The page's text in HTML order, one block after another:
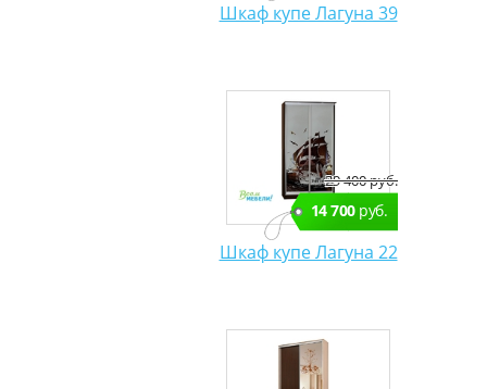
Шкаф купе Лагуна 39
29 400 руб.
14 700руб.
Шкаф купе Лагуна 22